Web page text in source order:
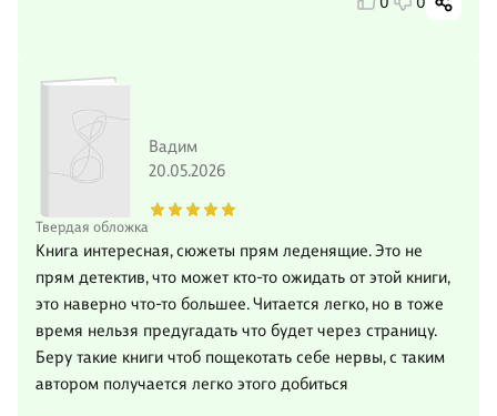
Твердая обложка
Вадим
20.05.2026
Книга интересная, сюжеты прям леденящие. Это не
прям детектив, что может кто-то ожидать от этой книги,
это наверно что-то большее. Читается легко, но в тоже
время нельзя предугадать что будет через страницу.
Беру такие книги чтоб пощекотать себе нервы, с таким
автором получается легко этого добиться